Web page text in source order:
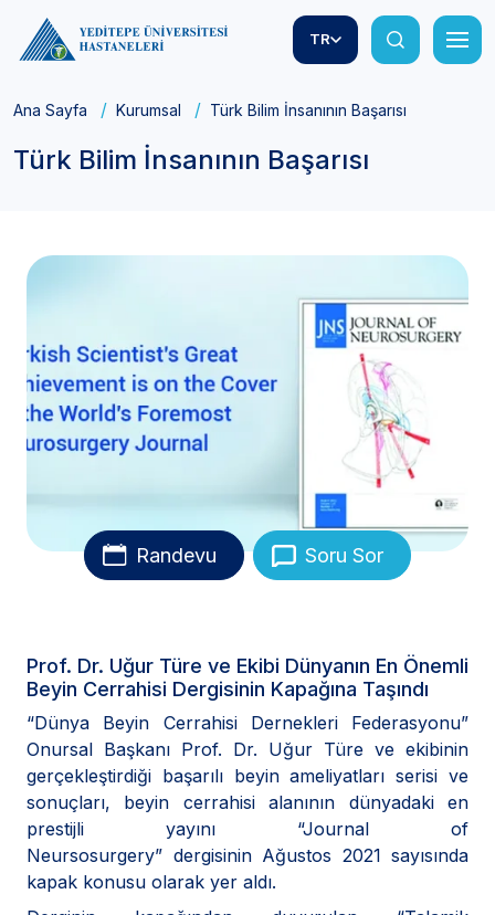
TR
Ana Sayfa Kurumsal Türk Bilim İnsanının Başarısı
Türk Bilim İnsanının Başarısı
Randevu Soru Sor
Prof. Dr. Uğur Türe ve Ekibi Dünyanın En Önemli
Beyin Cerrahisi Dergisinin Kapağına Taşındı
“Dünya Beyin Cerrahisi Dernekleri Federasyonu”
Onursal Başkanı Prof. Dr. Uğur Türe ve ekibinin
gerçekleştirdiği başarılı beyin ameliyatları serisi ve
sonuçları, beyin cerrahisi alanının dünyadaki en
prestijli yayını “Journal of
Neursosurgery” dergisinin Ağustos 2021 sayısında
kapak konusu olarak yer aldı.